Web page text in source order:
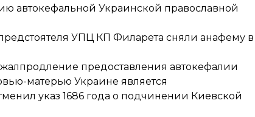
автокефальной Украинской православной
УПЦ КП Филарета сняли анафему в
продление предоставления автокефалии
матерью Украине является
указ 1686 года о подчинении Киевской